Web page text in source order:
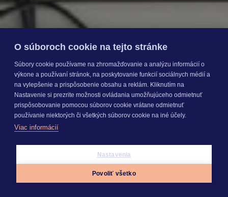
O súboroch cookie na tejto stránke
Súbory cookie používame na zhromažďovanie a analýzu informácií o
výkone a používaní stránok, na poskytovanie funkcií sociálnych médií a
na vylepšenie a prispôsobenie obsahu a reklám. Kliknutím na
Nastavenie si prezrite možnosti ovládania umožňujúceho odmietnuť
prispôsobovanie pomocou súborov cookie vrátane odmietnuť
používanie niektorých či všetkých súborov cookie na iné účely.
Viac informácií
Nastavenia
Povoliť všetko